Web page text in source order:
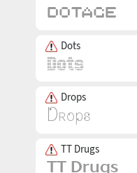
Dots
Drops
TT Drugs